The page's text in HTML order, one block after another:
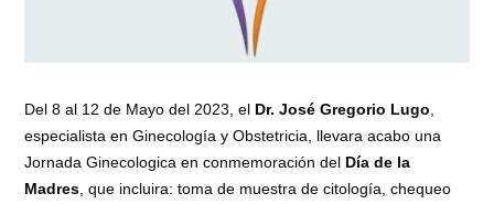
Del 8 al 12 de Mayo del 2023, el Dr. José Gregorio Lugo
especialista en Ginecología y Obstetricia, llevara acabo una
Jornada Ginecologica en conmemoración del Día de la
Madres , que incluira: toma de muestra de citología, chequeo